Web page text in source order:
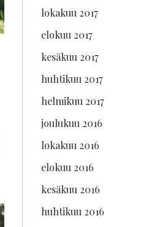
lokakuu 2017
elokuu 2017
kesäkuu 2017
huhtikuu 2017
helmikuu 2017
joulukuu 2016
lokakuu 2016
elokuu 2016
kesäkuu 2016
huhtikuu 2016